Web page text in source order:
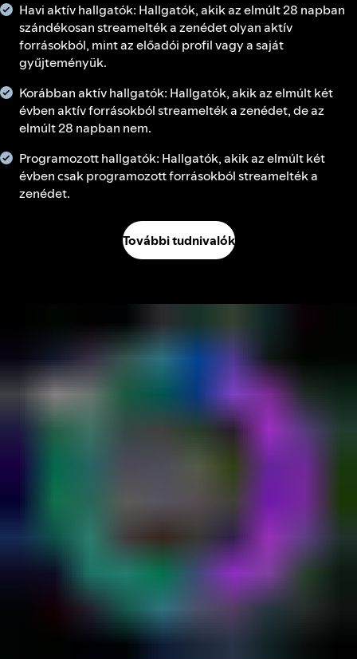
Havi aktív hallgatók: Hallgatók, akik az elmúlt 28 napban
szándékosan streamelték a zenédet olyan aktív
forrásokból, mint az előadói profil vagy a saját
gyűjteményük.
Korábban aktív hallgatók: Hallgatók, akik az elmúlt két
évben aktív forrásokból streamelték a zenédet, de az
elmúlt 28 napban nem.
Programozott hallgatók: Hallgatók, akik az elmúlt két
évben csak programozott forrásokból streamelték a
zenédet.
További tudnivalók